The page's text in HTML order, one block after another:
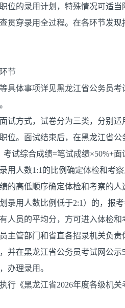
位的录用计划，特殊情况可适当
贯穿录用全过程。在各环节发
节
具体事项详见黑龙江省公务员
试方式，试卷分为三类，分别
位。面试结束后，在黑龙江省
考试综合成绩=笔试成绩×50%+
用人数1:1的比例确定体检和考
的高低顺序确定体检和考察的
录用人数比例低于2:1）的，报
人员的平均分，方可进入体检
主管部门和省直各招录机关负
并在黑龙江省公务员考试网公
办理录用。
行《黑龙江省2026年度各级机